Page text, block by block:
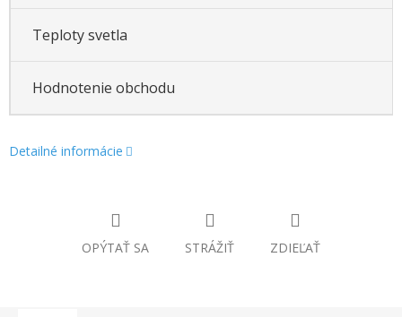
Teploty svetla
Hodnotenie obchodu
Detailné informácie
OPÝTAŤ SA STRÁŽIŤ ZDIEĽAŤ